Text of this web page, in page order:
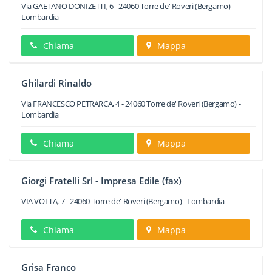
Via GAETANO DONIZETTI, 6-24060Torre de' Roveri(Bergamo) -
Lombardia
Chiama Mappa
Ghilardi Rinaldo
Via FRANCESCO PETRARCA, 4-24060Torre de' Roveri(Bergamo) -
Lombardia
Chiama Mappa
Giorgi Fratelli Srl - Impresa Edile (fax)
VIA VOLTA, 7-24060Torre de' Roveri(Bergamo) -Lombardia
Chiama Mappa
Grisa Franco